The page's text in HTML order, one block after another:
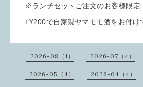
※ランチセットご注文のお客様限定
+¥200で自家製ヤマモモ酒をお付
2026-08（1） 2026-07（4）
2026-05（4） 2026-04（4）